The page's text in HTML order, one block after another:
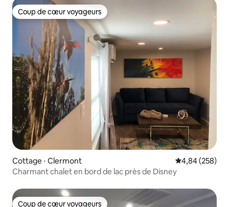
Coup de cœur voyageurs
Coup de cœur voyageurs
Cottage ⋅ Clermont Évaluation
4,84 (258)
Charmant chalet en bord de lac près de Disney
Coup de cœur voyageurs